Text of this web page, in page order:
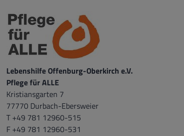
Lebenshilfe Offenburg-Oberkirch e.V.
Pflege für ALLE
Kristiansgarten 7
77770 Durbach-Ebersweier
T +49 781 12960-515
F +49 781 12960-531